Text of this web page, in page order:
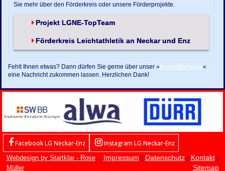
Sie mehr über den Förderkreis oder unsere Förderprojekte.
Projekt LGNE-TopTeam
Förderkreis Leichtathletik an Neckar und Enz
Fehlt Ihnen etwas? Dann dürfen Sie gerne über unser »Kontaktformular«
eine Nachricht zukommen lassen. Herzlichen Dank!
Facebook LG Neckar-Enz Instagram LG Neckar-Enz
Webdesign by Startklar - Rose
Müller
Impressum | Datenschutz| Kontakt|
Sitemap